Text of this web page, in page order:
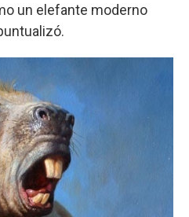
un elefante moderno